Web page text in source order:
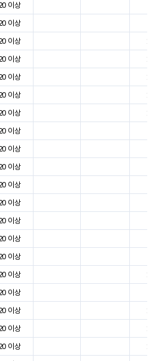
이상
이상
이상
이상
이상
이상
이상
이상
이상
이상
이상
이상
이상
이상
이상
이상
이상
이상
이상
이상